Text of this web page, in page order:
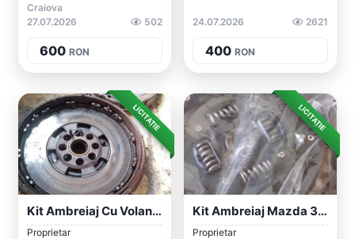
Craiova
27.07.2026
502
600 RON
24.07.2026 2621
400 RON
LICITAȚIE
Kit Ambreiaj Cu Volanta Volkswagen T4 20...
Proprietar
LICITAȚIE
Kit Ambreiaj Mazda 323f
Proprietar